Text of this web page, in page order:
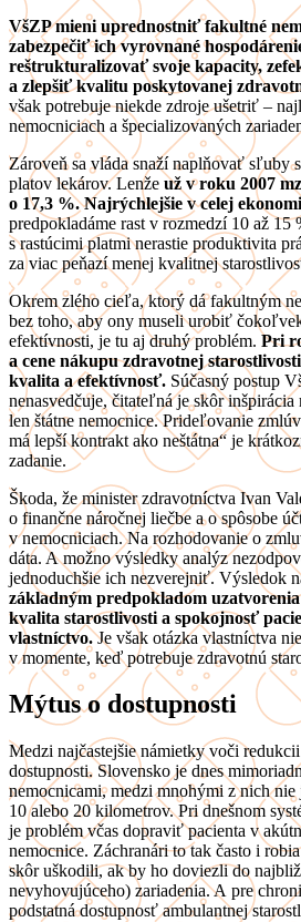
VšZP mieni uprednostniť fakultné
zabezpečiť ich vyrovnané
reštrukturalizovať svoje kapacity,
a zlepšiť kvalitu poskytovanej
však potrebuje niekde zdroje ušetriť –
nemocniciach a špecializovaných
Zároveň sa vláda snaží naplňovať sľuby
platov lekárov. Lenže už v roku 2007
o 17,3 %. Najrýchlejšie v celej
predpokladáme rast v rozmedzí 10 až 15
s rastúcimi platmi nerastie produktivita
za viac peňazí menej kvalitnej
Okrem zlého cieľa, ktorý dá fakultným
bez toho, aby ony museli urobiť
efektívnosti, je tu aj druhý problém. Pri
a cene nákupu zdravotnej
kvalita a efektívnosť. Súčasný postup
nenasvedčuje, čitateľná je skôr
len štátne nemocnice. Prideľovanie
má lepší kontrakt ako neštátna“ je
zadanie.
Škoda, že minister zdravotníctva Ivan
o finančne náročnej liečbe a o spôsobe
v nemocniciach. Na rozhodovanie o
dáta. A možno výsledky analýz
jednoduchšie ich nezverejniť. Výsledok
základným predpokladom
kvalita starostlivosti a spokojnosť
vlastníctvo.Je však otázka vlastníctva
v momente, keď potrebuje zdravotnú
Mýtus o dostupnosti
Medzi najčastejšie námietky voči
dostupnosti. Slovensko je dnes
nemocnicami, medzi mnohými z nich
10 alebo 20 kilometrov. Pri dnešnom
je problém včas dopraviť pacienta v
nemocnice. Záchranári to tak často i
skôr uškodili, ak by ho doviezli do
nevyhovujúceho) zariadenia. A pre
podstatná dostupnosť ambulantnej